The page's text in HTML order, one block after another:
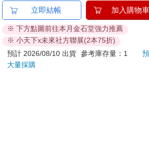
小呸角-直式易拉扣證
件組(黑色)
折 特價 59 元
加入購物車
北極熊室
48mm×5M
88 折
加入購
立即結帳 加入購物車
※ 下方點圖前往本月金石堂強力推薦
※ 小天下x未來社方聯展(2本75折)
預計 2026/08/10 出貨 參考庫存量：1
大量採購